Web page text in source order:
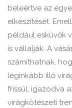
beleértve az
elkészítését.
például esküvők
is vállalják. A
számíthatnak,
leginkább illő
frissül, igazodva
virágkötészeti